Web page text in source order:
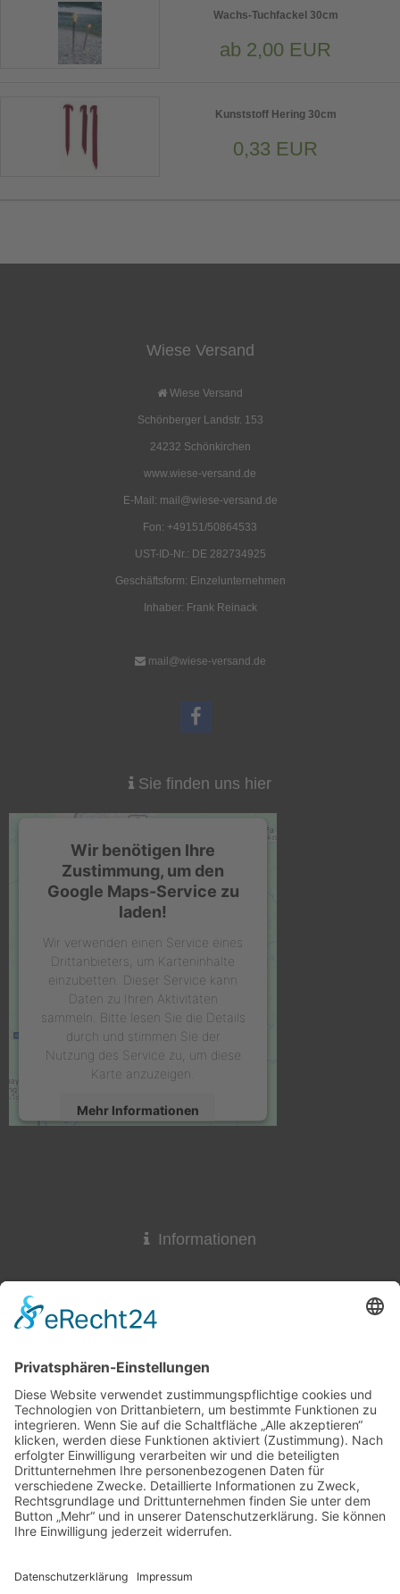
Wachs-Tuchfackel 30cm
ab 2,00 EUR
Kunststoff Hering 30cm
0,33 EUR
Wiese Versand
Wiese Versand
Schönberger Landstr. 153
24232 Schönkirchen
www.wiese-versand.de
E-Mail: mail@wiese-versand.de
Fon: +49151/50864533
UST-ID-Nr.: DE 282734925
Geschäftsform: Einzelunternehmen
Inhaber: Frank Reinack
mail@wiese-versand.de
Sie finden uns hier
Wir benötigen Ihre
Zustimmung, um den
Google Maps-Service zu
laden!
Wir verwenden einen Service eines
Drittanbieters, um Karteninhalte
einzubetten. Dieser Service kann
Daten zu Ihren Aktivitäten
sammeln. Bitte lesen Sie die Details
durch und stimmen Sie der
Nutzung des Service zu, um diese
Karte anzuzeigen.
Mehr Informationen
Informationen
AGB & Widerruf
Liefer- und Versandkosten
Online-Streitbeilegung
Datenschutzerklärung
Kontakt